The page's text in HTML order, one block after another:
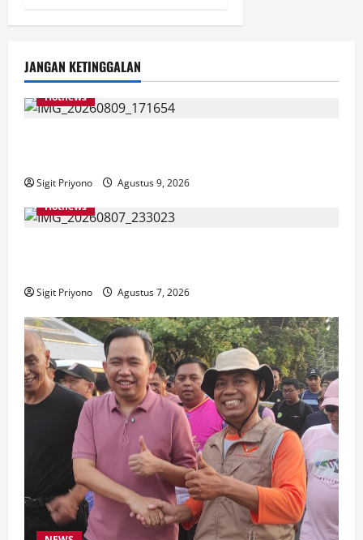
JANGAN KETINGGALAN
Hotnews
Sigit Priyono
Agustus 9, 2026
Hotnews
Sigit Priyono Agustus 7, 2026